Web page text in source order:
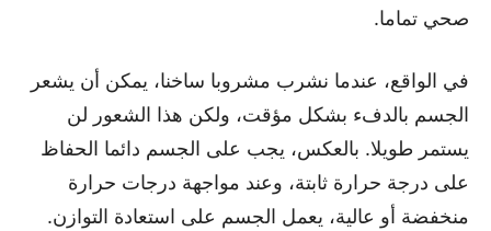
صحي تماما.
في الواقع، عندما نشرب مشروبا ساخنا، يمكن أن يشعر
الجسم بالدفء بشكل مؤقت، ولكن هذا الشعور لن
يستمر طويلا. بالعكس، يجب على الجسم دائما الحفاظ
على درجة حرارة ثابتة، وعند مواجهة درجات حرارة
منخفضة أو عالية، يعمل الجسم على استعادة التوازن.